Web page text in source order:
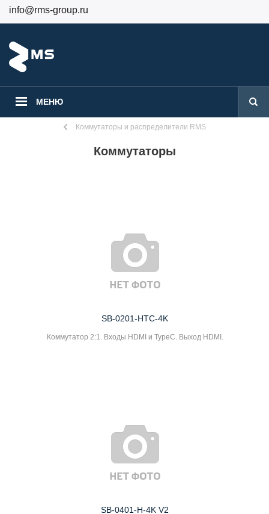
info@rms-group.ru
МЕНЮ
Коммутаторы и распределители RMS
Коммутаторы
SB-0201-HTC-4K
Коммутатор 2:1. Входы HDMI и TypeC. Выход HDMI.
SB-0401-H-4K V2